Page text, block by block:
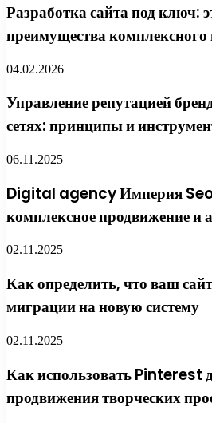
Разработка сайта под ключ:
преимущества комплексного
04.02.2026
Управление репутацией
сетях: принципы и
06.11.2025
Digital agency Империя
комплексное продвижение и
02.11.2025
Как определить, что ваш
миграции на новую систему
02.11.2025
Как использовать Pinterest
продвижения творческих